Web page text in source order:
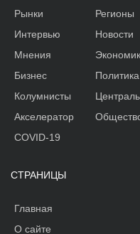
Рынки
Интервью
Мнения
Бизнес
Колумнисты
Акселератор
Регионы
Новости
Политика
COVID-19
СТРАНИЦЫ
Главная
О сайте